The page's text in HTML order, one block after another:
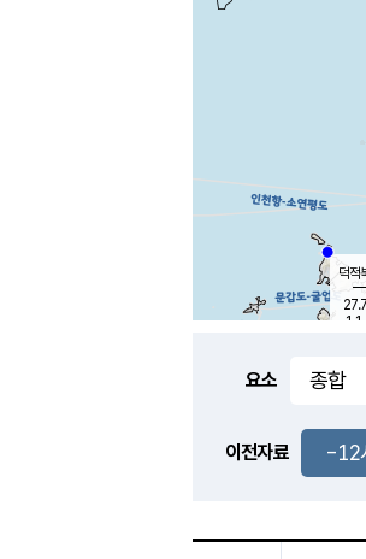
-
덕적
27.7
1.1
요소
이전자료 -12